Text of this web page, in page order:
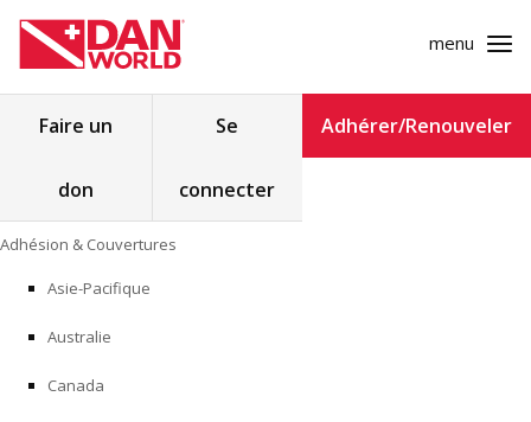
Skip
to
content
menu
ADHÉSION & COUVERTURES
RECHERCHE
Faire un
don
Se
connecter
Adhérer/Renouveler
Adhésion & Couvertures
Asie-Pacifique
Australie
Canada